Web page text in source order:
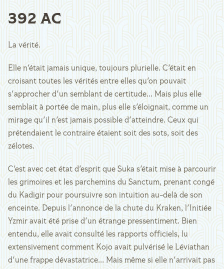
392 AC
La vérité.
Elle n'était jamais unique, toujours plurielle. C'était en
croisant toutes les vérités entre elles qu'on pouvait
s'approcher d'un semblant de certitude... Mais plus elle
semblait à portée de main, plus elle s'éloignait, comme un
mirage qu'il n'est jamais possible d'atteindre. Ceux qui
prétendaient le contraire étaient soit des sots, soit des
zélotes.
C'est avec cet état d'esprit que Suka s'était mise à parcourir
les grimoires et les parchemins du Sanctum, prenant congé
du Kadigir pour poursuivre son intuition au-delà de son
enceinte. Depuis l'annonce de la chute du Kraken, l'Initiée
Yzmir avait été prise d'un étrange pressentiment. Bien
entendu, elle avait consulté les rapports officiels, lu
extensivement comment Kojo avait pulvérisé le Léviathan
d'une frappe dévastatrice... Mais même si elle n'arrivait pas